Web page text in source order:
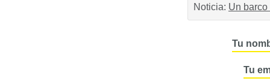
Noticia: Un
Tu
Tu